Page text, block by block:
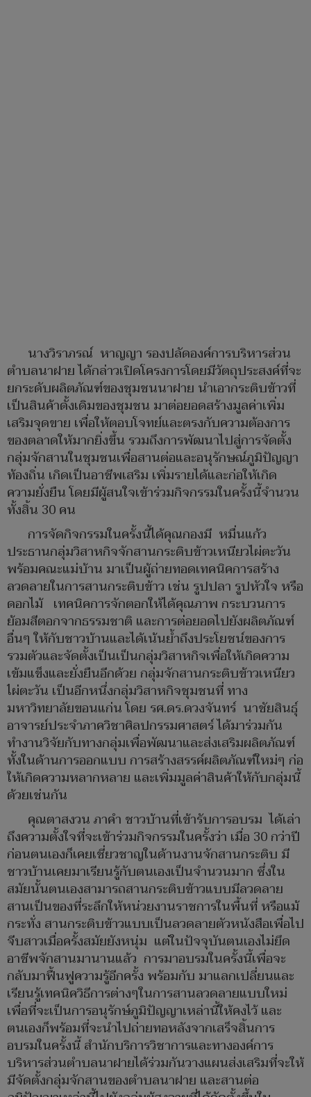
นางวิราภรณ์ หาญญา รองปลัดองค์การบริหารส่วน
ตำบลนาฝาย ได้กล่าวเปิดโครงการโดยมีวัตถุประสงค์ที่จะ
ยกระดับผลิตภัณฑ์ของชุมชนนาฝาย นำเอากระติบข้าวที่
เป็นสินค้าดั้งเดิมของชุมชน มาต่อยอดสร้างมูลค่าเพิ่ม
เสริมจุดขาย เพื่อให้ตอบโจทย์และตรงกับความต้องการ
ของตลาดให้มากยิ่งขึ้น รวมถึงการพัฒนาไปสู่การจัดตั้ง
กลุ่มจักสานในชุมชนเพื่อสานต่อและอนุรักษณ์ภูมิปัญญา
ท้องถิ่น เกิดเป็นอาชีพเสริม เพิ่มรายได้และก่อให้เกิด
ความยั่งยืน โดยมีผู้สนใจเข้าร่วมกิจกรรมในครั้งนี้จำนวน
ทั้งสิ้น 30 คน
การจัดกิจกรรมในครั้งนี้ได้คุณกองมี หมื่นแก้ว
ประธานกลุ่มวิสาหกิจจักสานกระติบข้าวเหนียวไผ่ตะวัน
พร้อมคณะแม่บ้าน มาเป็นผู้ถ่ายทอดเทคนิคการสร้าง
ลวดลายในการสานกระติบข้าว เช่น รูปปลา รูปหัวใจ หรือ
ดอกไม้ เทคนิคการจักตอกให้ได้คุณภาพ กระบวนการ
ย้อมสีตอกจากธรรมชาติ และการต่อยอดไปยังผลิตภัณฑ์
อื่นๆ ให้กับชาวบ้านและได้เน้นย้ำถึงประโยชน์ของการ
รวมตัวและจัดตั้งเป็นเป็นกลุ่มวิสาหกิจเพื่อให้เกิดความ
เข้มแข็งและยั่งยืนอีกด้วย กลุ่มจักสานกระติบข้าวเหนียว
ไผ่ตะวัน เป็นอีกหนึ่งกลุ่มวิสาหกิจชุมชนที่ ทาง
มหาวิทยาลัยขอนแก่น โดย รศ.ดร.ดวงจันทร์ นาชัยสินธุ์
อาจารย์ประจำภาควิชาศิลปกรรมศาสตร์ ได้มาร่วมกัน
ทำงานวิจัยกับทางกลุ่มเพื่อพัฒนาและส่งเสริมผลิตภัณฑ์
ทั้งในด้านการออกแบบ การสร้างสรรค์ผลิตภัณฑ์ใหม่ๆ ก่อ
ให้เกิดความหลากหลาย และเพิ่มมูลค่าสินค้าให้กับกลุ่มนี้
ด้วยเช่นกัน
คุณตาสงวน ภาคำ ชาวบ้านที่เข้ารับการอบรม ได้เล่า
ถึงความตั้งใจที่จะเข้าร่วมกิจกรรมในครั้งว่า เมื่อ 30 กว่าปี
ก่อนตนเองก็เคยเชี่ยวชาญในด้านงานจักสานกระติบ มี
ชาวบ้านเคยมาเรียนรู้กับตนเองเป็นจำนวนมาก ซึ่งใน
สมัยนั้นตนเองสามารถสานกระติบข้าวแบบมีลวดลาย
สานเป็นของที่ระลึกให้หน่วยงานราชการในพื้นที่ หรือแม้
กระทั่ง สานกระติบข้าวแบบเป็นลวดลายตัวหนังสือเพื่อไป
จีบสาวเมื่อครั้งสมัยยังหนุ่ม แต่ในปัจจุบันตนเองไม่ยึด
อาชีพจักสานมานานแล้ว การมาอบรมในครั้งนี้เพื่อจะ
กลับมาฟื้นฟูความรู้อีกครั้ง พร้อมกับ มาแลกเปลี่ยนและ
เรียนรู้เทคนิควิธีการต่างๆในการสานลวดลายแบบใหม่
เพื่อที่จะเป็นการอนุรักษ์ภูมิปัญญาเหล่านี้ให้คงไว้ และ
ตนเองก็พร้อมที่จะนำไปถ่ายทอหลังจากเสร็จสิ้นการ
อบรมในครั้งนี้ สำนักบริการวิชาการและทางองค์การ
บริหารส่วนตำบลนาฝายได้ร่วมกันวางแผนส่งเสริมที่จะให้
มีจัดตั้งกลุ่มจักสานของตำบลนาฝาย และสานต่อ